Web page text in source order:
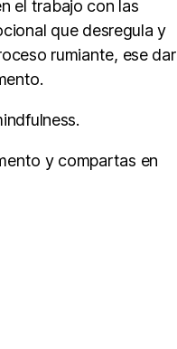
el trabajo con las
que desregula y
rumiante, ese dar
y compartas en